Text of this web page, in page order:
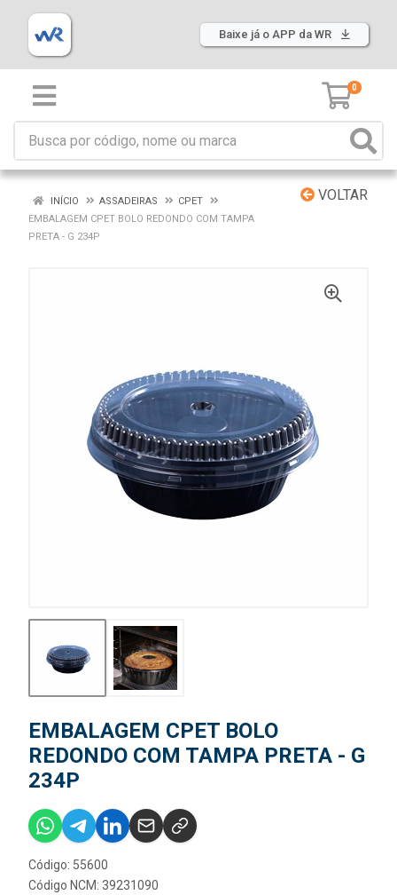
Baixe já o APP da WR
0
VOLTAR
INÍCIO ASSADEIRAS
CPET
EMBALAGEM CPET BOLO REDONDO COM TAMPA
PRETA - G 234P
EMBALAGEM CPET BOLO
REDONDO COM TAMPA PRETA - G
234P
Código: 55600
Código NCM: 39231090